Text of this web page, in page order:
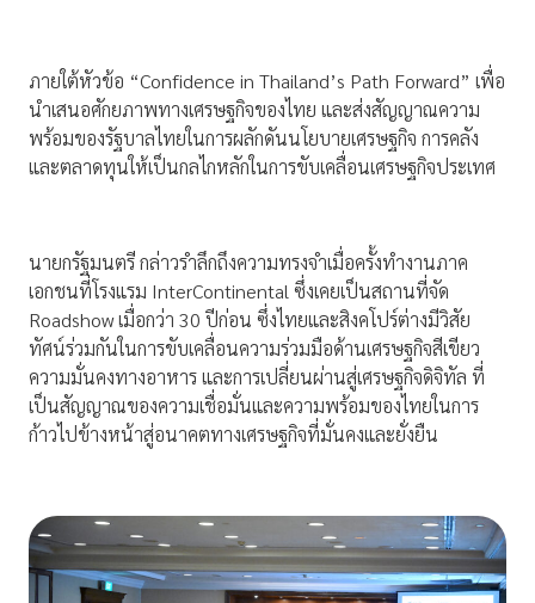
ภายใต้หัวข้อ “Confidence in Thailand’s Path Forward” เพื่อ
นำเสนอศักยภาพทางเศรษฐกิจของไทย และส่งสัญญาณความ
พร้อมของรัฐบาลไทยในการผลักดันนโยบายเศรษฐกิจ การคลัง
และตลาดทุนให้เป็นกลไกหลักในการขับเคลื่อนเศรษฐกิจประเทศ
นายกรัฐมนตรี กล่าวรำลึกถึงความทรงจำเมื่อครั้งทำงานภาค
เอกชนที่โรงแรม InterContinental ซึ่งเคยเป็นสถานที่จัด
Roadshow เมื่อกว่า 30 ปีก่อน ซึ่งไทยและสิงคโปร์ต่างมีวิสัย
ทัศน์ร่วมกันในการขับเคลื่อนความร่วมมือด้านเศรษฐกิจสีเขียว
ความมั่นคงทางอาหาร และการเปลี่ยนผ่านสู่เศรษฐกิจดิจิทัล ที่
เป็นสัญญาณของความเชื่อมั่นและความพร้อมของไทยในการ
ก้าวไปข้างหน้าสู่อนาคตทางเศรษฐกิจที่มั่นคงและยั่งยืน